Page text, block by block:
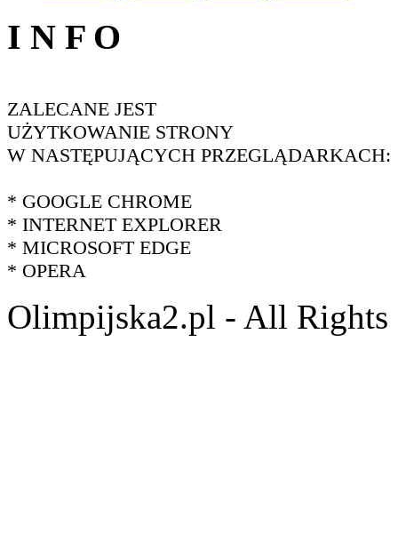
I N F O
ZALECANE JEST
UŻYTKOWANIE STRONY
W NASTĘPUJĄCYCH PRZEGLĄDARKACH:
* GOOGLE CHROME
* INTERNET EXPLORER
* MICROSOFT EDGE
* OPERA
Olimpijska2.pl - All Rights